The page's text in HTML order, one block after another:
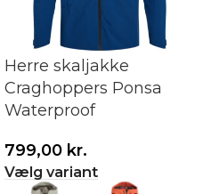
Herre skaljakke
Craghoppers Ponsa
Waterproof
799,00 kr.
Vælg variant